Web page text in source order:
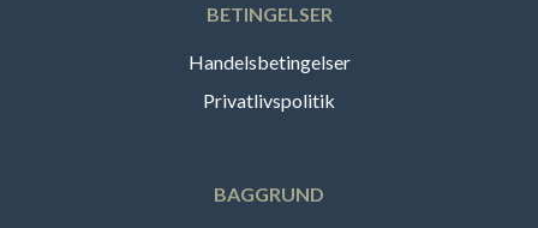
BETINGELSER
Handelsbetingelser
Privatlivspolitik
BAGGRUND